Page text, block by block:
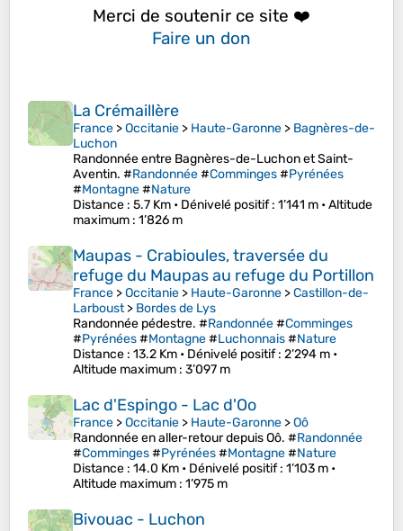
Merci de soutenir ce site ❤️
Faire un don
La Crémaillère
France >Occitanie > Haute-Garonne > Bagnères-de-
Luchon
Randonnée entre Bagnères-de-Luchon et Saint-
Aventin. #Randonnée#Comminges#Pyrénées
#Montagne#Nature
Distance : 5.7 Km • Dénivelé positif: 1’141 m •Altitude
maximum : 1’826 m
Maupas - Crabioules, traversée du
refuge du Maupas au refuge du Portillon
France >Occitanie > Haute-Garonne >Castillon-de-
Larboust> Bordes de Lys
Randonnée pédestre. #Randonnée#Comminges
#Pyrénées#Montagne#Luchonnais#Nature
Distance : 13.2 Km • Dénivelé positif: 2’294 m •
Altitude maximum : 3’097 m
Lac d'Espingo - Lac d'Oo
France >Occitanie > Haute-Garonne >Oô
Randonnée en aller-retour depuis Oô. #Randonnée
#Comminges#Pyrénées#Montagne#Nature
Distance : 14.0 Km • Dénivelé positif: 1’103 m •
Altitude maximum : 1’975 m
Bivouac - Luchon